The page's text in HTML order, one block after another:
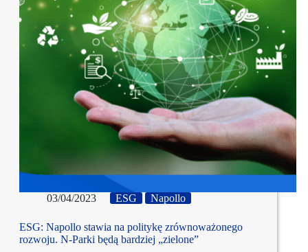
03/04/2023 ESG Napollo
ESG: Napollo stawia na politykę zrównoważonego
rozwoju. N-Parki będą bardziej „zielone”